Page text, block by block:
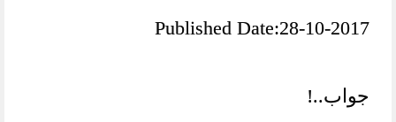
Published Date:28-10-2017
جواب..!